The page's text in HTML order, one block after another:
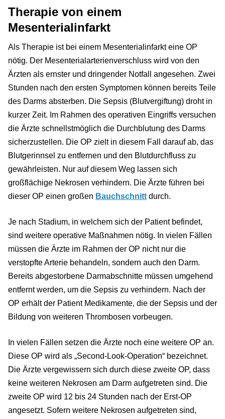
Therapie von einem
Mesenterialinfarkt
Als Therapie ist bei einem Mesenterialinfarkt eine OP
nötig. Der Mesenterialarterienverschluss wird von den
Ärzten als ernster und dringender Notfall angesehen. Zwei
Stunden nach den ersten Symptomen können bereits Teile
des Darms absterben. Die Sepsis (Blutvergiftung) droht in
kurzer Zeit. Im Rahmen des operativen Eingriffs versuchen
die Ärzte schnellstmöglich die Durchblutung des Darms
sicherzustellen. Die OP zielt in diesem Fall darauf ab, das
Blutgerinnsel zu entfernen und den Blutdurchfluss zu
gewährleisten. Nur auf diesem Weg lassen sich
großflächige Nekrosen verhindern. Die Ärzte führen bei
dieser OP einen großen Bauchschnitt durch.
Je nach Stadium, in welchem sich der Patient befindet,
sind weitere operative Maßnahmen nötig. In vielen Fällen
müssen die Ärzte im Rahmen der OP nicht nur die
verstopfte Arterie behandeln, sondern auch den Darm.
Bereits abgestorbene Darmabschnitte müssen umgehend
entfernt werden, um die Sepsis zu verhindern. Nach der
OP erhält der Patient Medikamente, die der Sepsis und der
Bildung von weiteren Thrombosen vorbeugen.
In vielen Fällen setzen die Ärzte noch eine weitere OP an.
Diese OP wird als „Second-Look-Operation“ bezeichnet.
Die Ärzte vergewissern sich durch diese zweite OP, dass
keine weiteren Nekrosen am Darm aufgetreten sind. Die
zweite OP wird 12 bis 24 Stunden nach der Erst-OP
angesetzt. Sofern weitere Nekrosen aufgetreten sind,